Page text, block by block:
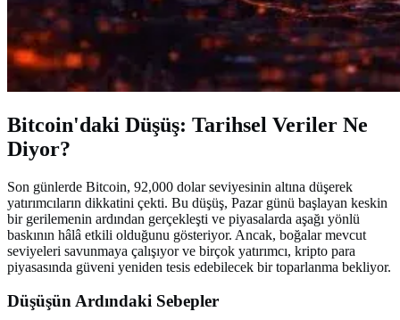
Bitcoin'daki Düşüş: Tarihsel Veriler Ne
Diyor?
Son günlerde Bitcoin, 92,000 dolar seviyesinin altına düşerek
yatırımcıların dikkatini çekti. Bu düşüş, Pazar günü başlayan keskin
bir gerilemenin ardından gerçekleşti ve piyasalarda aşağı yönlü
baskının hâlâ etkili olduğunu gösteriyor. Ancak, boğalar mevcut
seviyeleri savunmaya çalışıyor ve birçok yatırımcı, kripto para
piyasasında güveni yeniden tesis edebilecek bir toparlanma bekliyor.
Düşüşün Ardındaki Sebepler